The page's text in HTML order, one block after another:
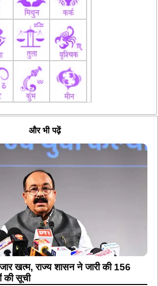
और भी पढ़ें
खत्म, राज्य शासन ने जारी की 156
की सूची